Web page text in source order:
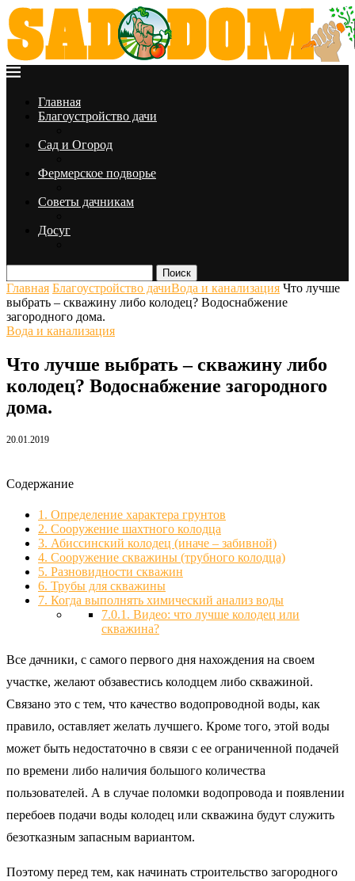
Главная
Благоустройство дачи
Сад и Огород
Фермерское подворье
Советы дачникам
Досуг
Поиск
Главная Благоустройство дачиВода и канализация Что лучше
выбрать – скважину либо колодец? Водоснабжение
загородного дома.
Вода и канализация
Что лучше выбрать – скважину либо
колодец? Водоснабжение загородного
дома.
20.01.2019
Содержание
1. Определение характера грунтов
2. Сооружение шахтного колодца
3. Абиссинский колодец (иначе – забивной)
4. Сооружение скважины (трубного колодца)
5. Разновидности скважин
6. Трубы для скважины
7. Когда выполнять химический анализ воды
7.0.1. Видео: что лучше колодец или
скважина?
Все дачники, с самого первого дня нахождения на своем
участке, желают обзавестись колодцем либо скважиной.
Связано это с тем, что качество водопроводной воды, как
правило, оставляет желать лучшего. Кроме того, этой воды
может быть недостаточно в связи с ее ограниченной подачей
по времени либо наличия большого количества
пользователей. А в случае поломки водопровода и появлении
перебоев подачи воды колодец или скважина будут служить
безотказным запасным вариантом.
Поэтому перед тем, как начинать строительство загородного